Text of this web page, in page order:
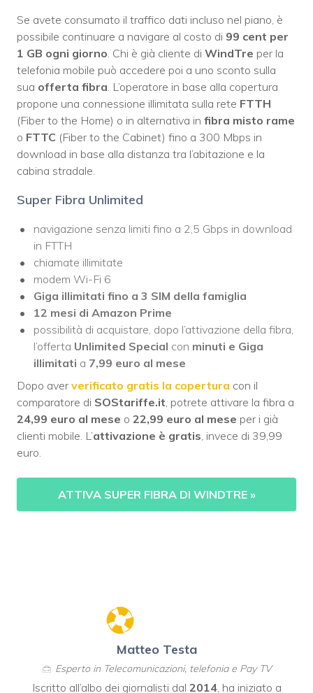
Se avete consumato il traffico dati incluso nel piano, è
possibile continuare a navigare al costo di 99 cent per
1 GB ogni giorno. Chi è già cliente di WindTre per la
telefonia mobile può accedere poi a uno sconto sulla
sua offerta fibra. L’operatore in base alla copertura
propone una connessione illimitata sulla rete FTTH
(Fiber to the Home) o in alternativa in fibra misto rame
o FTTC (Fiber to the Cabinet) fino a 300 Mbps in
download in base alla distanza tra l’abitazione e la
cabina stradale.
Super Fibra Unlimited
navigazione senza limiti fino a 2,5 Gbps in download
in FTTH
chiamate illimitate
modem Wi-Fi 6
Giga illimitati fino a 3 SIM della famiglia
12 mesi di Amazon Prime
possibilità di acquistare, dopo l’attivazione della fibra,
l’offerta Unlimited Special con minuti e Giga
illimitati a 7,99 euro al mese
Dopo aver verificato gratis la copertura con il
comparatore di SOStariffe.it, potrete attivare la fibra a
24,99 euro al mese o 22,99 euro al mese per i già
clienti mobile. L’attivazione è gratis, invece di 39,99
euro.
ATTIVA SUPER FIBRA DI WINDTRE »
Matteo Testa
Esperto in Telecomunicazioni, telefonia e Pay TV
Iscritto all’albo dei giornalisti dal 2014, ha iniziato a